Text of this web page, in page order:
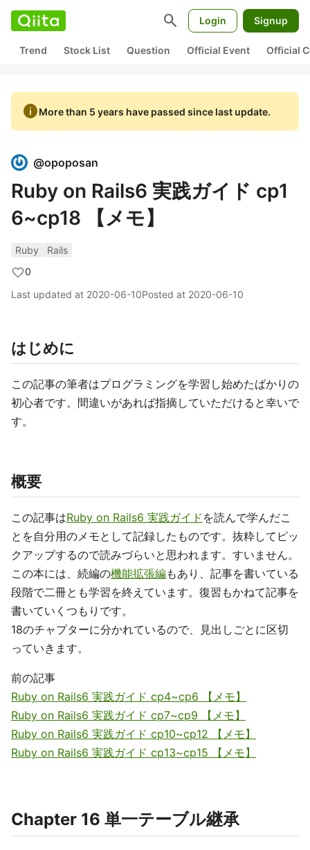
search Login Signup
Trend Stock List Question Official Event Official
infoMore than 5 years have passed since last update.
@opoposan
Ruby on Rails6 実践ガイド cp1
6~cp18 【メモ】
Ruby
Rails
0
Last updated at 2020-06-10Posted at 2020-06-10
はじめに
この記事の筆者はプログラミングを学習し始めたばかりの
初心者です。間違いがあれば指摘していただけると幸いで
す。
概要
この記事はRuby on Rails6 実践ガイド を読んで学んだこ
とを自分用のメモとして記録したものです。抜粋してピッ
クアップするので読みづらいと思われます。すいません。
この本には、続編の機能拡張編もあり、記事を書いている
段階で二冊とも学習を終えています。復習もかねて記事を
書いていくつもりです。
18のチャプターに分かれているので、見出しごとに区切
っていきます。
前の記事
Ruby on Rails6 実践ガイド cp4~cp6 【メモ】
Ruby on Rails6 実践ガイド cp7~cp9 【メモ】
Ruby on Rails6 実践ガイド cp10~cp12 【メモ】
Ruby on Rails6 実践ガイド cp13~cp15 【メモ】
Chapter 16 単一テーブル継承